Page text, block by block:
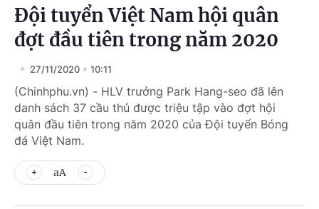
Đội tuyển Việt Nam hội quân
đợt đầu tiên trong năm 2020
27/11/2020 10:11
(Chinhphu.vn) - HLV trưởng Park Hang-seo đã lên
danh sách 37 cầu thủ được triệu tập vào đợt hội
quân đầu tiên trong năm 2020 của Đội tuyển Bóng
đá Việt Nam.
aA